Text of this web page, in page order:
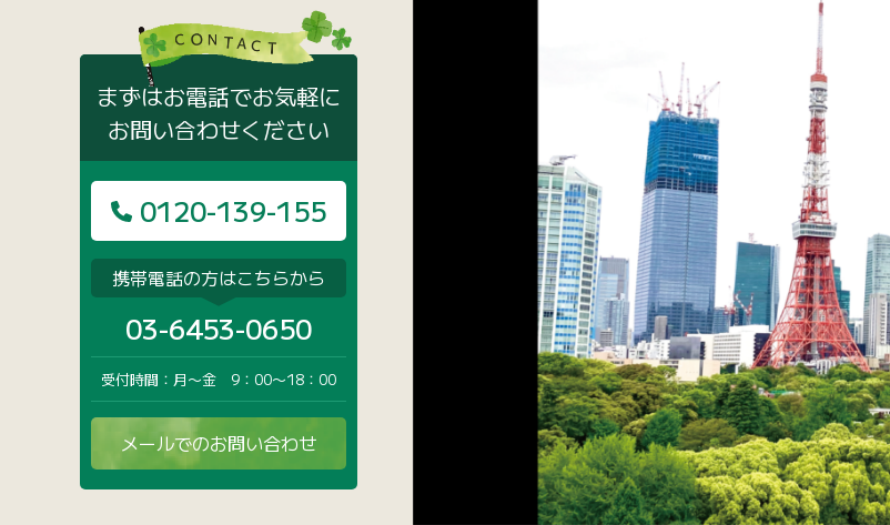
まずはお電話でお気軽に
お問い合わせください
0120-139-155
携帯電話の方はこちらから
03-6453-0650
受付時間：月〜金 9：00〜18：00
メールでのお問い合わせ